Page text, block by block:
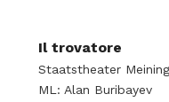
Il trovatore
Staatstheater
ML: Alan Buribayev